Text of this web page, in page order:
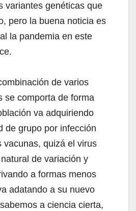
variantes genéticas que
pero la buena noticia es
la pandemia en este
de varios
se comporta de forma
va adquiriendo
de grupo por infección
vacunas, quizá el virus
de variación y
a formas menos
adatando a su nuevo
a ciencia cierta,